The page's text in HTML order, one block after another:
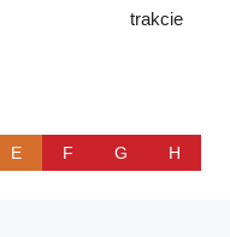
trakcie
E F G H